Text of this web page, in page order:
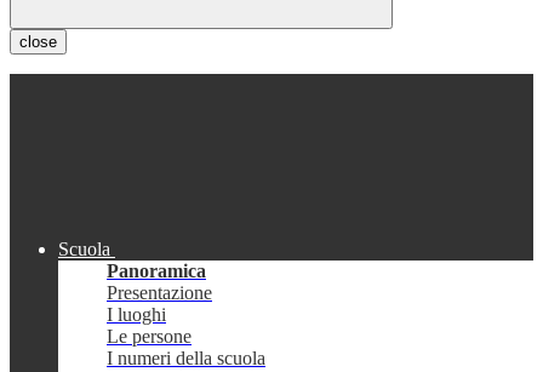
close
Scuola
Panoramica
Presentazione
I luoghi
Le persone
I numeri della scuola